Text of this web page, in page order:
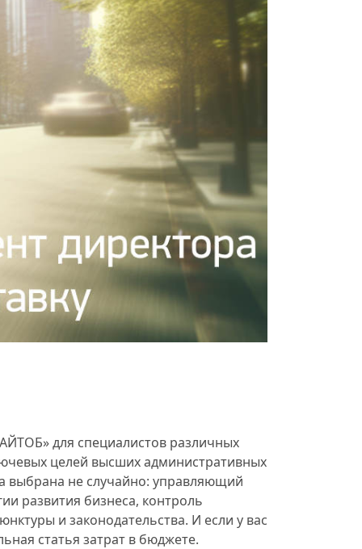
для специалистов различных
целей высших административных
выбрана не случайно: управляющий
развития бизнеса, контроль
и законодательства. И если у вас
статья затрат в бюджете.